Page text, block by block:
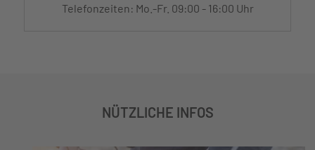
Telefonzeiten: Mo.-Fr. 09:00 - 16:00 Uhr
NÜTZLICHE INFOS